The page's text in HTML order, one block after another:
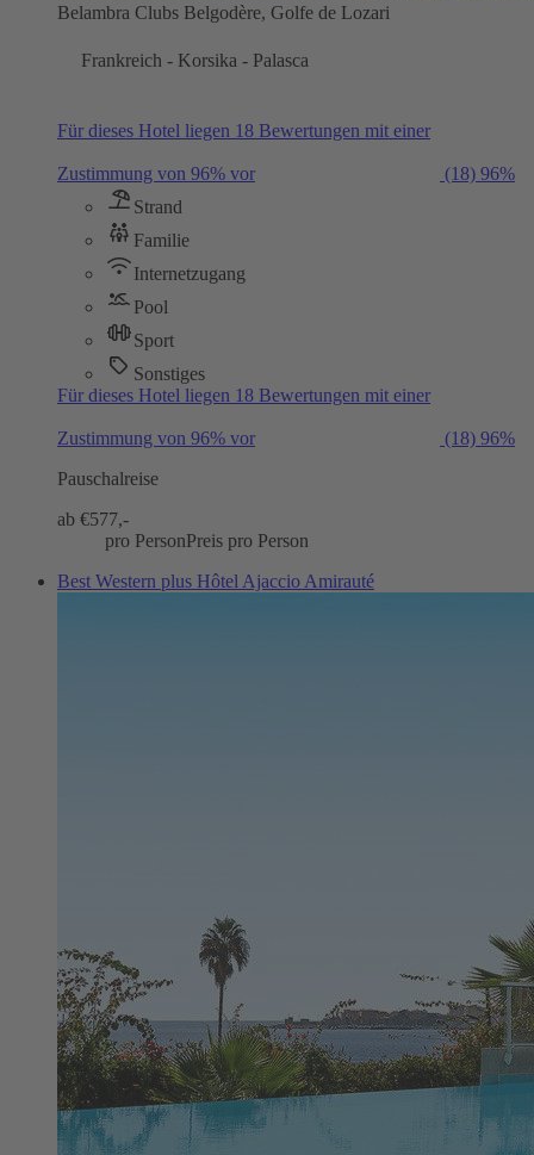
Belambra Clubs Belgodère, Golfe de Lozari
Frankreich - Korsika - Palasca
Für dieses Hotel liegen 18 Bewertungen mit einer
Zustimmung von 96% vor (18) 96%
Strand
Familie
Internetzugang
Pool
Sport
Sonstiges
Für dieses Hotel liegen 18 Bewertungen mit einer
Zustimmung von 96% vor (18) 96%
Pauschalreise
ab €577,-
pro PersonPreis pro Person
Best Western plus Hôtel Ajaccio Amirauté